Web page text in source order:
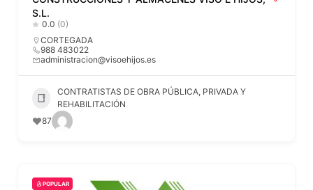
S.L.
0.0 (0)
CORTEGADA
988 483022
administracion@visoehijos.es
CONTRATISTAS DE OBRA PÚBLICA, PRIVADA Y
REHABILITACIÓN
87
POPULAR